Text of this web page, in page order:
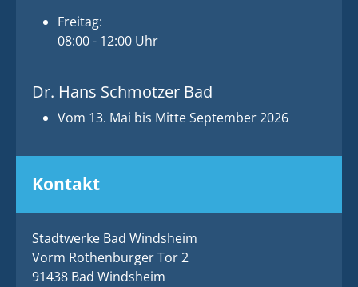
Freitag:
08:00 - 12:00 Uhr
Dr. Hans Schmotzer Bad
Vom 13. Mai bis Mitte September 2026
Kontakt
Stadtwerke Bad Windsheim
Vorm Rothenburger Tor 2
91438 Bad Windsheim